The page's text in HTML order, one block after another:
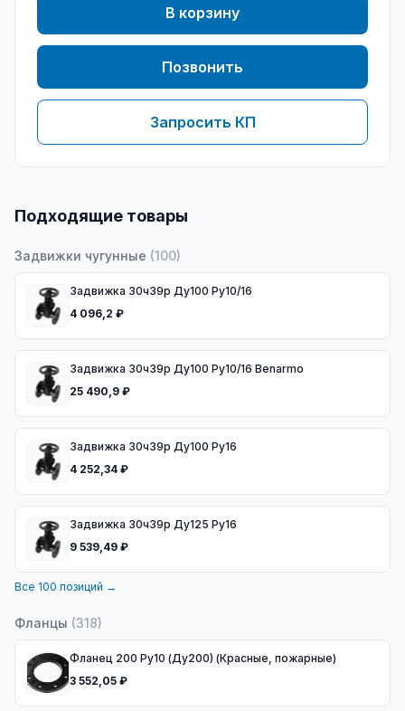
В корзину
Позвонить
Запросить КП
Подходящие товары
Задвижки чугунные (100)
Задвижка 30ч39р Ду100 Ру10/16
4 096,2 ₽
Задвижка 30ч39р Ду100 Ру10/16 Benarmo
25 490,9 ₽
Задвижка 30ч39р Ду100 Ру16
4 252,34 ₽
Задвижка 30ч39р Ду125 Ру16
9 539,49 ₽
Все 100 позиций →
Фланцы (318)
Фланец 200 Ру10 (Ду200) (Красные, пожарные)
3 552,05 ₽